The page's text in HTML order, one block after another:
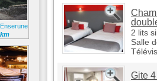
2 lits
Salle
Gite